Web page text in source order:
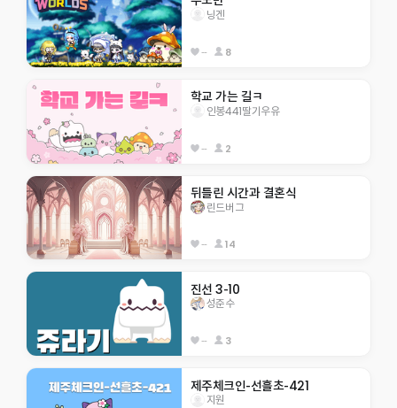
닝겐
-- 8
학교 가는 길ㅋ
인봉441딸기우유
-- 2
뒤틀린 시간과 결혼식
린드버그
-- 14
진선 3-10
성준수
-- 3
제주체크인-선흘초-421
지원